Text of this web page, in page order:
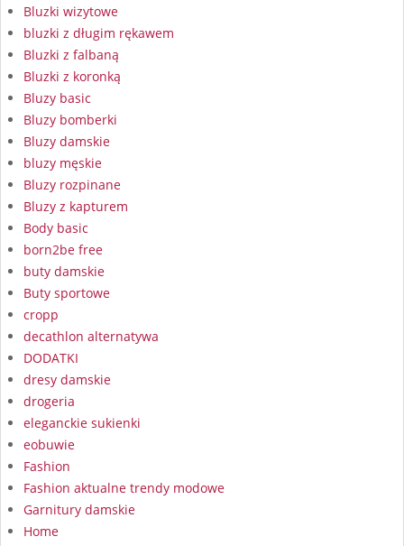
Bluzki wizytowe
bluzki z długim rękawem
Bluzki z falbaną
Bluzki z koronką
Bluzy basic
Bluzy bomberki
Bluzy damskie
bluzy męskie
Bluzy rozpinane
Bluzy z kapturem
Body basic
born2be free
buty damskie
Buty sportowe
cropp
decathlon alternatywa
DODATKI
dresy damskie
drogeria
eleganckie sukienki
eobuwie
Fashion
Fashion aktualne trendy modowe
Garnitury damskie
Home